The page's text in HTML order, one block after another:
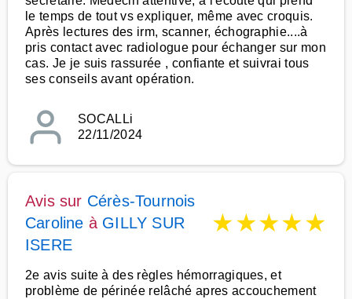
le temps de tout vs expliquer, même avec croquis.
Après lectures des irm, scanner, échographie....à
pris contact avec radiologue pour échanger sur mon
cas. Je je suis rassurée , confiante et suivrai tous
ses conseils avant opération.
SOCALLi
22/11/2024
Avis sur Cérès-Tournois
Caroline à GILLY SUR
ISERE
★★★★★
2e avis suite à des règles hémorragiques, et
problème de périnée relâché apres accouchement